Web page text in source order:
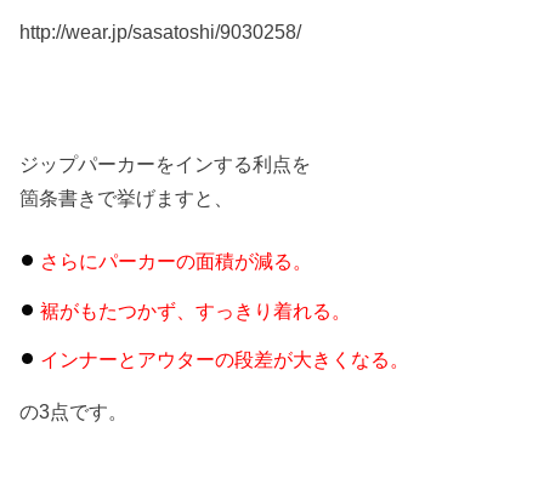
http://wear.jp/sasatoshi/9030258/
ジップパーカーをインする利点を
箇条書きで挙げますと、
さらにパーカーの面積が減る。
裾がもたつかず、すっきり着れる。
インナーとアウターの段差が大きくなる。
の3点です。